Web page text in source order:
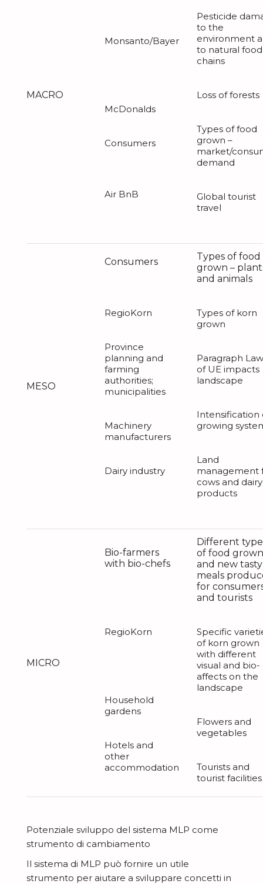
MACRO
Monsanto/Bayer
McDonalds
Consumers
Air BnB
Pesticide
to the
environment
to natural food
chains
Loss of forests
Types of food
grown –
market/
demand
Global tourist
travel
MESO
Consumers
RegioKorn
Province
planning and
farming
authorities;
municipalities
Machinery
manufacturers
Dairy industry
Types of food
grown –
and animals
Types of korn
grown
Paragraph
of UE impacts
landscape
Intensification
growing
Land
management
cows and dairy
products
MICRO
Bio-farmers
with bio-chefs
RegioKorn
Household
gardens
Hotels and
other
accommodation
Different
of food grown
and new tasty
meals
for
and tourists
Specific
of korn grown
with different
visual and bio-
affects on the
landscape
Flowers and
vegetables
Tourists and
tourist facilities
Potenziale sviluppo del sistema MLP come
strumento di cambiamento
Il sistema di MLP può fornire un utile
strumento per aiutare a sviluppare concetti in